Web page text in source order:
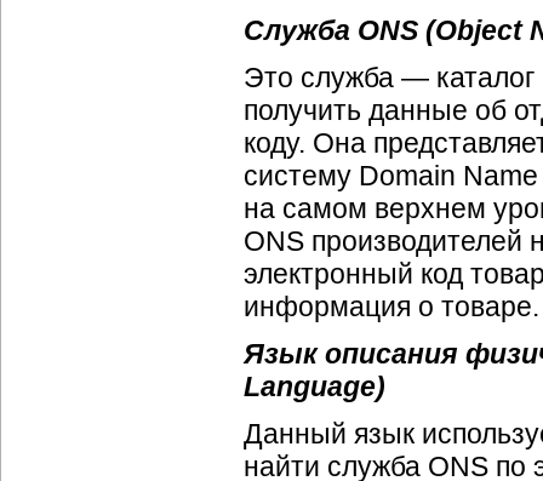
Служба ONS (Object
Это служба —
получить данные об
коду. Она
систему Domain
на самом верхнем
ONS
электронный код
информация о товаре.
Язык описания
Language)
Данный язык
найти служба ONS по